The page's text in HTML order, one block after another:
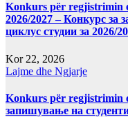
Konkurs për regjistrimin
2026/2027 – Конкурс за
циклус студии за 2026/
Kor 22, 2026
Lajme dhe Ngjarje
Konkurs për regjistrimin
запишување на